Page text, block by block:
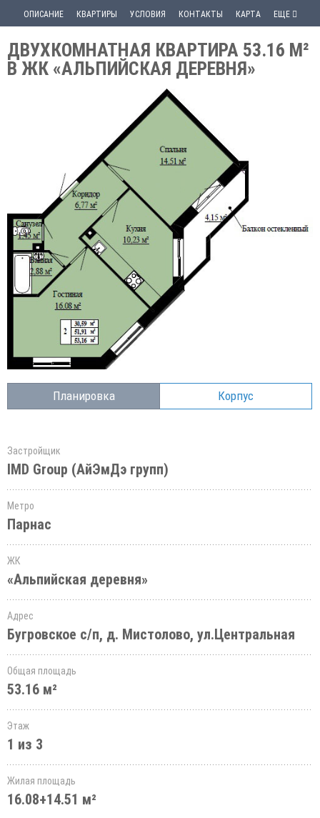
ОПИСАНИЕ КВАРТИРЫ УСЛОВИЯ КОНТАКТЫ КАРТА ЕЩЕ
ДВУХКОМНАТНАЯ КВАРТИРА 53.16 М²
В ЖК «АЛЬПИЙСКАЯ ДЕРЕВНЯ»
Планировка Корпус
Застройщик
IMD Group (АйЭмДэ групп)
Метро
Парнас
ЖК
«Альпийская деревня»
Адрес
Бугровское с/п, д. Мистолово, ул.Центральная
Общая площадь
53.16 м²
Этаж
1 из 3
Жилая площадь
16.08+14.51 м²